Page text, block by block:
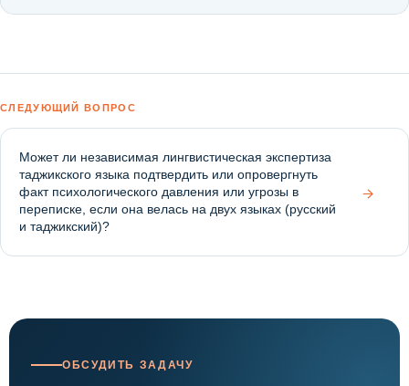
СЛЕДУЮЩИЙ ВОПРОС
Может ли независимая лингвистическая экспертиза
таджикского языка подтвердить или опровергнуть
факт психологического давления или угрозы в
переписке, если она велась на двух языках (русский
и таджикский)?
→
ОБСУДИТЬ ЗАДАЧУ